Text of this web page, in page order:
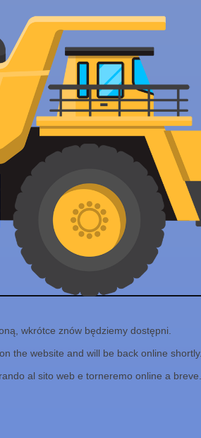
wkrótce znów będziemy dostępni.
the website and will be back online shortly.
al sito web e torneremo online a breve.